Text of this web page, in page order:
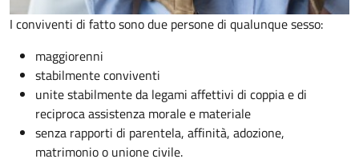
I conviventi di fatto sono due persone di qualunque sesso:
maggiorenni
stabilmente conviventi
unite stabilmente da legami affettivi di coppia e di
reciproca assistenza morale e materiale
senza rapporti di parentela, affinità, adozione,
matrimonio o unione civile.